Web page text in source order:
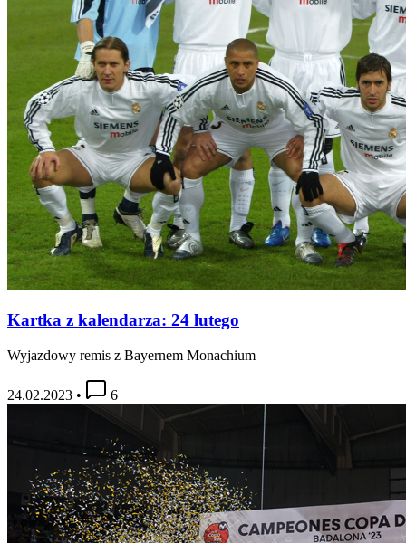
Kartka z kalendarza: 24 lutego
Wyjazdowy remis z Bayernem Monachium
24.02.2023 • 6